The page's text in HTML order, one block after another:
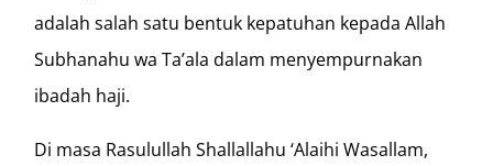
adalah salah satu bentuk kepatuhan kepada Allah
Subhanahu wa Ta’ala dalam menyempurnakan
ibadah haji.
Di masa Rasulullah Shallallahu ‘Alaihi Wasallam,